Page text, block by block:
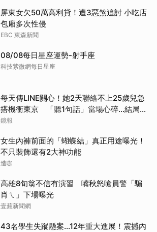
屏東女欠50萬高利貸！遭3惡煞追討 小吃店
包廂多次性侵
EBC 東森新聞
08/08每日星座運勢-射手座
科技紫微網每日星座
每天傳LINE關心！她2天聯絡不上25歲兒急
搭機衝東京 「聽1句話」當場心碎...結局看
哭網
鏡報
女生內褲前面的「蝴蝶結」真正用途曝光！
不只裝飾還有2大神功能
造咖
高雄8旬翁不信有演習 嘴秋怒嗆員警「騙
肖ㄟ」下場曝光
壹蘋新聞網
43名學生失蹤懸案...12年重大進展！震撼內